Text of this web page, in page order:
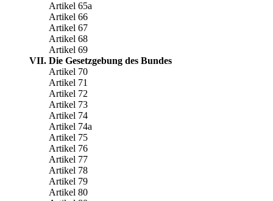
Artikel 65a
Artikel 66
Artikel 67
Artikel 68
Artikel 69
VII. Die Gesetzgebung des Bundes
Artikel 70
Artikel 71
Artikel 72
Artikel 73
Artikel 74
Artikel 74a
Artikel 75
Artikel 76
Artikel 77
Artikel 78
Artikel 79
Artikel 80